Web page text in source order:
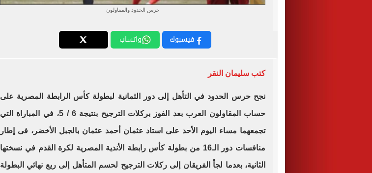
حرس الحدود والمقاولون
فيسبوك واتساب
كتب سليمان النقر
نجح حرس الحدود في التأهل إلى دور الثمانية لبطولة كأس الرابطة المصرية على
حساب المقاولون العرب بعد الفوز بركلات الترجيح بنتيجة 6 / 5، في المباراة التي
تجمعهما مساء اليوم الأحد على استاد عثمان أحمد عثمان بالجبل الأخضر، فى إطار
منافسات دور الـ16 من بطولة كأس رابطة الأندية المصرية لكرة القدم في نسختها
الثانية، بعدما لجأ الفريقان إلى ركلات الترجيح لحسم المتأهل إلى ربع نهائي البطولة